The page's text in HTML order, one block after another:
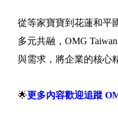
從等家寶寶到花蓮和平
多元共融，OMG
與需求，將企業的核心
🌟更多內容歡迎追蹤